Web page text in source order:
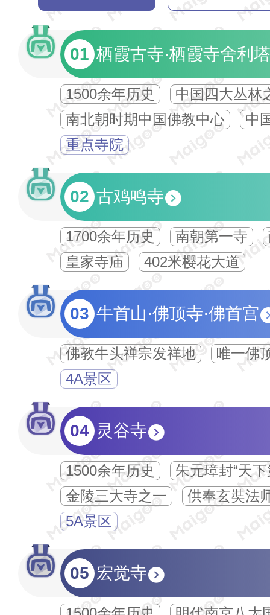
01 栖霞古寺·栖霞寺舍利塔
1500余年历史
中国四大丛林
南北朝时期中国佛教中心
中
重点寺院
02 古鸡鸣寺
1700余年历史 南朝第一寺
皇家寺庙
402米樱花大道
03 牛首山·佛顶寺·佛首宫
佛教牛头禅宗发祥地
唯一佛
4A景区
04 灵谷寺
1500余年历史
朱元璋封“天
金陵三大寺之一
供奉玄奘法
5A景区
05 宏觉寺